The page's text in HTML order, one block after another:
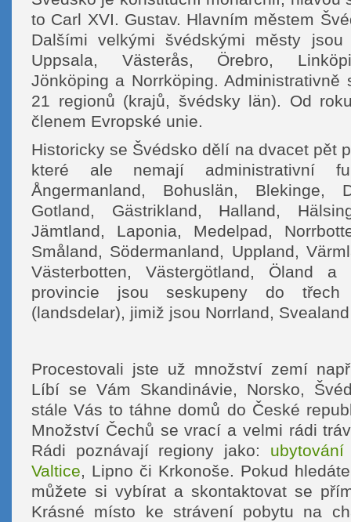
to Carl XVI. Gustav. Hlavním městem
Dalšími velkými švédskými městy jsou
Uppsala, Västerås, Örebro,
Jönköping a Norrköping.
21 regionů (krajů, švédsky län). Od
členem Evropské unie.
Historicky se Švédsko dělí na dvacet pět
které ale nemají administrativní
Ångermanland, Bohuslän, Blekinge,
Gotland, Gästrikland, Halland,
Jämtland, Laponia, Medelpad,
Småland, Södermanland, Uppland,
Västerbotten, Västergötland, Öland a
provincie jsou seskupeny do třech
(landsdelar), jimiž jsou Norrland,
Procestovali jste už množství zemí
Líbí se Vám Skandinávie, Norsko,
stále Vás to táhne domů do České
Množství Čechů se vrací a velmi rádi
Rádi poznávají regiony jako: ubytování
Valtice, Lipno či Krkonoše. Pokud
můžete si vybírat a skontaktovat se
Krásné místo ke strávení pobytu na